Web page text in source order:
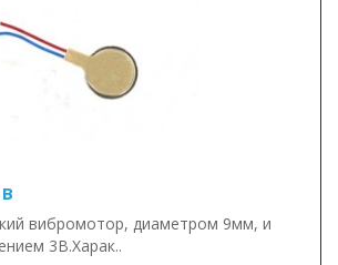
вибромотор, диаметром 9мм, и
3В.Харак..